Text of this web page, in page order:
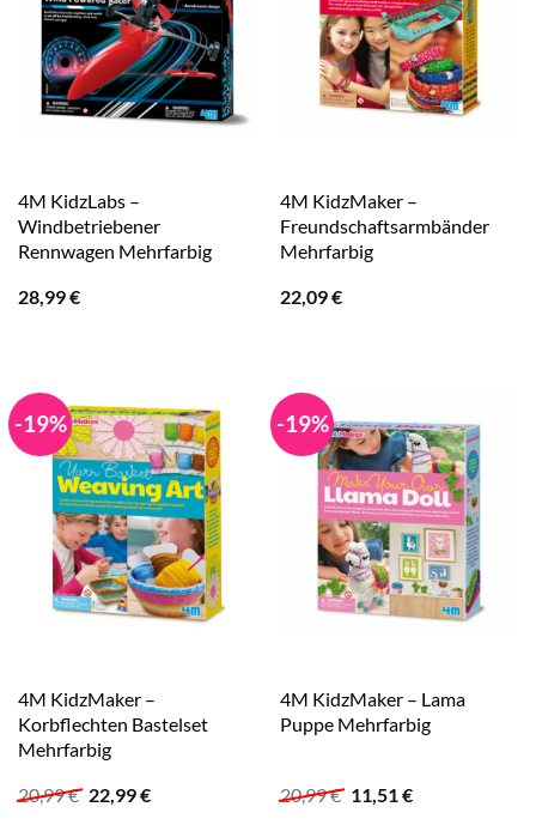
4M KidzLabs –
Windbetriebener
Rennwagen Mehrfarbig
28,99€
4M KidzMaker –
Freundschaftsarmbänder
Mehrfarbig
22,09€
-19%
4M KidzMaker –
Korbflechten Bastelset
Mehrfarbig
20,99€ Ursprünglicher
Preis
22,99€Aktueller
-19%
4M KidzMaker – Lama
Puppe Mehrfarbig
20,99€ Ursprünglicher
Preis
11,51 €Aktueller